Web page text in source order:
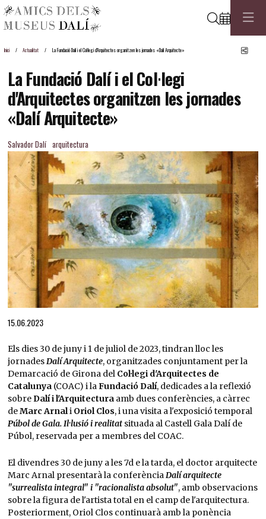
Cerca
Inici Actualitat La Fundació Dalí i el Col·legi d'Arquitectes organitzen les jornades «Dalí Arquitecte»
La Fundació Dalí i el Col·legi
d'Arquitectes organitzen les jornades
«Dalí Arquitecte»
Salvador Dalí arquitectura
15.06.2023
Els dies 30 de juny i 1 de juliol de 2023, tindran lloc les
jornadesDalí Arquitecte, organitzades conjuntament per la
Demarcació de Girona del Col·legi d'Arquitectes de
Catalunya(COAC) i laFundació Dalí, dedicades a la reflexió
sobreDalí i l'Arquitectura amb dues conferències, a càrrec
deMarc ArnaliOriol Clos, i una visita a l'exposició temporal
Púbol de Gala. Il·lusió i realitat situada al Castell Gala Dalí de
Púbol, reservada per a membres del COAC.
El divendres 30 de juny a les 7d e la tarda, el doctor arquitecte
Marc Arnal presentarà la conferènciaDalí arquitecte
"surrealista integral" i "racionalista absolut", amb observacions
sobre la figura de l'artista total en el camp de l'arquitectura.
Posteriorment, Oriol Clos continuarà amb la ponència